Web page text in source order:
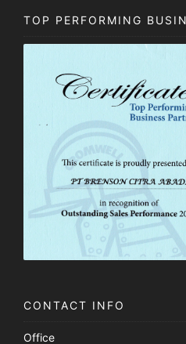
TOP PERFORMING
CONTACT INFO
Office